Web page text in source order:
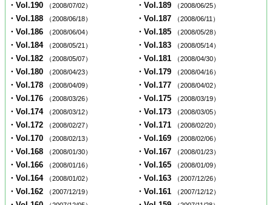
・Vol.190 （2008/07/02） ・Vol.189 （2008/06/25）
・Vol.188 （2008/06/18） ・Vol.187 （2008/06/11）
・Vol.186 （2008/06/04） ・Vol.185 （2008/05/28）
・Vol.184 （2008/05/21） ・Vol.183 （2008/05/14）
・Vol.182 （2008/05/07） ・Vol.181 （2008/04/30）
・Vol.180 （2008/04/23） ・Vol.179 （2008/04/16）
・Vol.178 （2008/04/09） ・Vol.177 （2008/04/02）
・Vol.176 （2008/03/26） ・Vol.175 （2008/03/19）
・Vol.174 （2008/03/12） ・Vol.173 （2008/03/05）
・Vol.172 （2008/02/27） ・Vol.171 （2008/02/20）
・Vol.170 （2008/02/13） ・Vol.169 （2008/02/06）
・Vol.168 （2008/01/30） ・Vol.167 （2008/01/23）
・Vol.166 （2008/01/16） ・Vol.165 （2008/01/09）
・Vol.164 （2008/01/02） ・Vol.163 （2007/12/26）
・Vol.162 （2007/12/19） ・Vol.161 （2007/12/12）